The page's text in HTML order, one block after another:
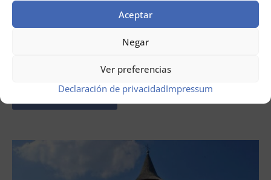
Aceptar
Negar
Ver preferencias
Declaración de privacidadImpressum
LEER AHORA ...